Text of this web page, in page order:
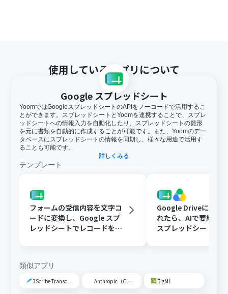
使用しているアプリについて
Google スプレッドシート
YoomではGoogleスプレッドシートのAPIをノーコードで活用するこ
とができます。スプレッドシートとYoomを連携することで、スプレ
ッドシートへの情報入力を自動化したり、スプレッドシートの雛形
を元に書類を自動的に作成することが可能です。また、Yoomのデー
タベースにスプレッドシートの情報を同期し、様々な用途で活用す
ることも可能です。
詳しくみる
テンプレート
フォームの受信内容を文字コ
ードに変換し、Google スプ
レッドシートでレコードを追
Google Driveに文書
れたら、AIで要約し
スプレッドシートの
類似アプリ
3Scribe Transcription Anthropic（Claude） BigML